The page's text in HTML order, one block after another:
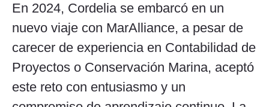
En 2024, Cordelia se embarcó en un
nuevo viaje con MarAlliance, a pesar de
carecer de experiencia en Contabilidad de
Proyectos o Conservación Marina, aceptó
este reto con entusiasmo y un